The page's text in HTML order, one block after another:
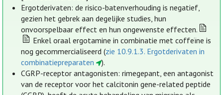
Ergotderivaten: de risico-batenverhouding is negatief,
gezien het gebrek aan degelijke studies, hun
onvoorspelbaar effect en hun ongewenste effecten.
Enkel oraal ergotamine in combinatie met coffeïne is
nog gecommercialiseerd (zie 10.9.1.3. Ergotderivaten in
combinatiepreparaten
).
CGRP-receptor antagonisten: rimegepant, een antagonist
van de receptor voor het calcitonin gene-related peptide